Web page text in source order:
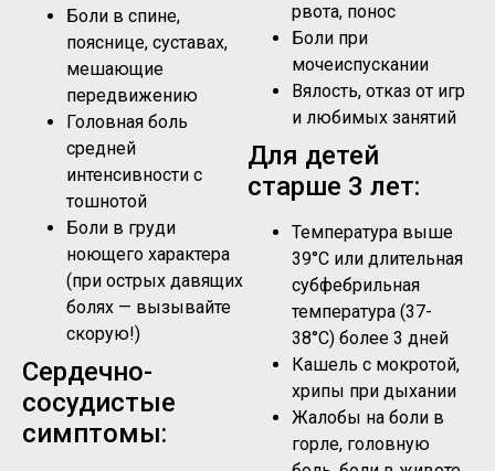
Боли в спине,
пояснице, суставах,
мешающие
передвижению
Головная боль
средней
интенсивности с
тошнотой
Боли в груди
ноющего характера
(при острых давящих
болях — вызывайте
скорую!)
Сердечно-
сосудистые
симптомы:
рвота, понос
Боли при
мочеиспускании
Вялость, отказ от игр
и любимых занятий
Для детей
старше 3 лет:
Температура выше
39°C или длительная
субфебрильная
температура (37-
38°C) более 3 дней
Кашель с мокротой,
хрипы при дыхании
Жалобы на боли в
горле, головную